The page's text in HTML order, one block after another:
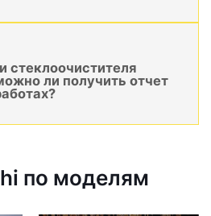
стеклоочистителя
ли получить отчет
по моделям